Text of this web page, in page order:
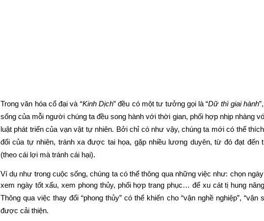
Trong văn hóa cổ đại và “Kinh Dịch” đều có một tư tưởng gọi là “Dữ thì giai hành
sống của mỗi người chúng ta đều song hành với thời gian, phối hợp nhịp nhàng
luật phát triển của vạn vật tự nhiên. Bởi chỉ có như vậy, chúng ta mới có thể
đổi của tự nhiên, tránh xa được tai họa, gặp nhiều lương duyên, từ đó đạt đến
(theo cái lợi mà tránh cái hại).
Ví dụ như trong cuộc sống, chúng ta có thể thông qua những việc như: chọn
xem ngày tốt xấu, xem phong thủy, phối hợp trang phục… để xu cát tị hung
Thông qua việc thay đổi “phong thủy” có thể khiến cho “vận nghề nghiệp”, “vận
được cải thiện.